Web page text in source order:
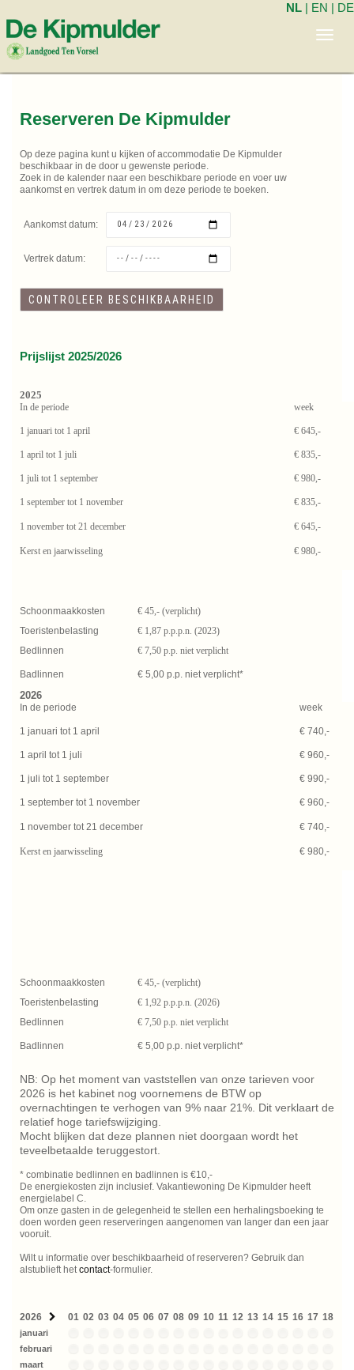
NL | EN | DE
Reserveren De Kipmulder
Op deze pagina kunt u kijken of accommodatie De Kipmulder
beschikbaar in de door u gewenste periode.
Zoek in de kalender naar een beschikbare periode en voer uw
aankomst en vertrek datum in om deze periode te boeken.
Aankomst datum:
Vertrek datum:
Prijslijst 2025/2026
2025
In de periode week
1 januari tot 1 april € 645,-
1 april tot 1 juli € 835,-
1 juli tot 1 september € 980,-
1 september tot 1 november € 835,-
1 november tot 21 december € 645,-
Kerst en jaarwisseling € 980,-
Schoonmaakkosten
€ 45,- (verplicht)
Toeristenbelasting
€ 1,87 p.p.p.n. (2023)
Bedlinnen
Badlinnen
€ 7,50 p.p. niet verplicht
€ 5,00 p.p. niet verplicht*
2026
In de periode week
1 januari tot 1 april € 740,-
1 april tot 1 juli € 960,-
1 juli tot 1 september € 990,-
1 september tot 1 november € 960,-
1 november tot 21 december € 740,-
Kerst en jaarwisseling € 980,-
Schoonmaakkosten
€ 45,- (verplicht)
Toeristenbelasting
€ 1,92 p.p.p.n. (2026)
Bedlinnen
Badlinnen
€ 7,50 p.p. niet verplicht
€ 5,00 p.p. niet verplicht*
NB: Op het moment van vaststellen van onze tarieven voor
2026 is het kabinet nog voornemens de BTW op
overnachtingen te verhogen van 9% naar 21%. Dit verklaart de
relatief hoge tariefswijziging.
Mocht blijken dat deze plannen niet doorgaan wordt het
teveelbetaalde teruggestort.
* combinatie bedlinnen en badlinnen is €10,-
De energiekosten zijn inclusief. Vakantiewoning De Kipmulder heeft
energielabel C.
Om onze gasten in de gelegenheid te stellen een herhalingsboeking te
doen worden geen reserveringen aangenomen van langer dan een jaar
vooruit.
Wilt u informatie over beschikbaarheid of reserveren? Gebruik dan
alstublieft het contact-formulier.
2026 01 02 03 04 05 06 07 08 09 10 11 12 13 14 15 16 17 18
januari
februari
maart